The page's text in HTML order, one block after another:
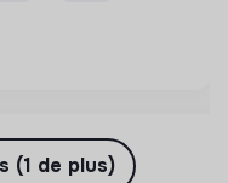
(1 de plus)